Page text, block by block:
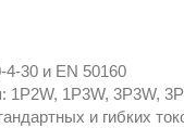
4-30 и EN 50160
1P3W, 3P3W,
и гибких